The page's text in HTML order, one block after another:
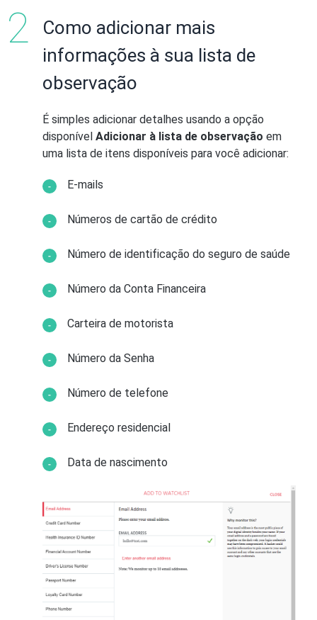
Como adicionar mais
informações à sua lista de
observação
É simples adicionar detalhes usando a opção
disponível Adicionar à lista de observação em
uma lista de itens disponíveis para você adicionar:
E-mails
Números de cartão de crédito
Número de identificação do seguro de saúde
Número da Conta Financeira
Carteira de motorista
Número da Senha
Número de telefone
Endereço residencial
Data de nascimento